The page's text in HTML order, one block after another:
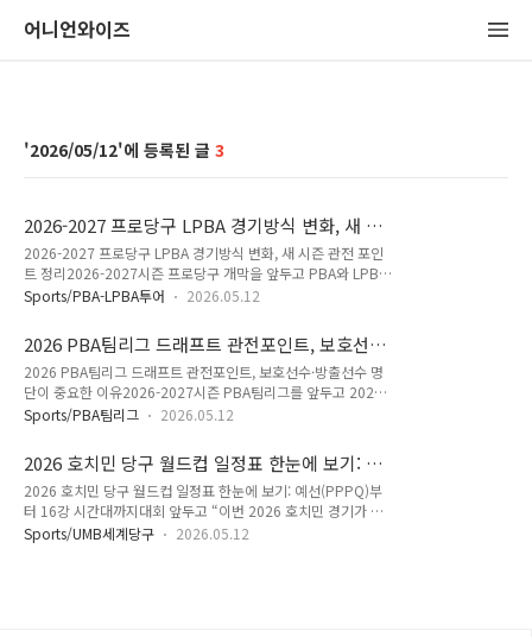
어니언와이즈
2026/05/12 3
2026-2027 프로당구 LPBA 경기방식 변화, 새 시
즌 관전 포인트 정리
2026-2027 프로당구 LPBA 경기방식 변화, 새 시즌 관전 포인
트 정리2026-2027시즌 프로당구 개막을 앞두고 PBA와 LPBA
의 새 흐름에 관심이 모이고 있습니다. 특히 이번 시즌은 LPBA
보다 더 치열해질까 궁금한 팬들도 많을 것입니다. 2026-2027
PBA LPBA 미디어데이 핵심PBA는 5월 12일 서울 중구 한국프
레스센터에서 2026-2027시즌 PBA-LPBA 투어 미디어데이를
열었습니다. 이번 행사는 5월 18일 개막하는 우리금융캐피탈
PBA-LPBA 챔피언십 2026을 앞두고 열린 시즌 개막 행사입니
오성욱, 정수빈 등 남녀 대표 선수들이 참석했습니다..
Sports/PBA-LPBA투어 2026.05.12
2026 PBA팀리그 드래프트 관전포인트, 보호선수
·방출선수 명단이 중요한 이유
2026 PBA팀리그 드래프트 관전포인트, 보호선수·방출선수 명
단이 중요한 이유2026-2027시즌 PBA팀리그를 앞두고 2026
PBA팀리그 드래프트에 관심이 모이고 있습니다. 프로당구협회
수와 방출선수 명단을 발표했습니다. 팬 입장에서는 어느 선수가
기존 팀에 남고, 누가 새 팀 유니폼을 입을지가 가장 궁금한 대목
입니다. 이번 글에서는 보호선수, 방출선수, SK렌터카 해체 변
수, 제10구단 가능성을 중심으로 살펴보겠습니다. 2026 PBA팀
리그 드래프트 기본 구조2026 PBA팀리그 드래프트는 다음 시
Sports/PBA팀리그 2026.05.12
2026 호치민 당구 월드컵 일정표 한눈에 보기: 예
선(PPPQ)부터 16강 시간대까지
2026 호치민 당구 월드컵 일정표 한눈에 보기: 예선(PPPQ)부
터 16강 시간대까지대회 앞두고 “이번 2026 호치민 경기가 언
제 열리나?”를 먼저 찾게 됩니다. 특히 당구 월드컵은 예선부터
Sports/UMB세계당구 2026.05.12